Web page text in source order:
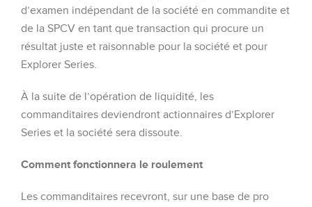
d’examen indépendant de la société en commandite et
de la SPCV en tant que transaction qui procure un
résultat juste et raisonnable pour la société et pour
Explorer Series.
À la suite de l’opération de liquidité, les
commanditaires deviendront actionnaires d’Explorer
Series et la société sera dissoute.
Comment fonctionnera le roulement
Les commanditaires recevront, sur une base de pro